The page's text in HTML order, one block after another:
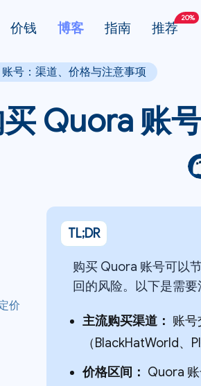
价钱 博客 指南 推荐
20%
号：渠道、价格与注意事项
Quora 账
价
TL;DR
购买 Quora 账号可以
回的风险。以下是需要
主流购买渠道： 账
（BlackHatWorld、
价格区间： Quora